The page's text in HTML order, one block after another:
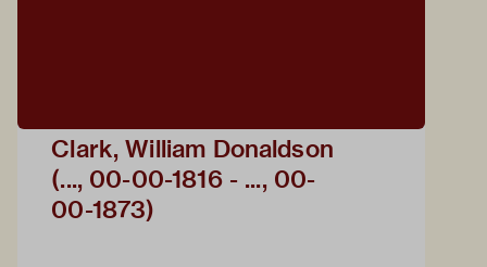
Clark, William Donaldson
(..., 00-00-1816 - ..., 00-
00-1873)